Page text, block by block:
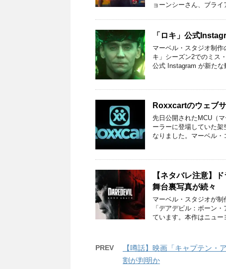
ョーンシーさん、ブライ
「ロキ」公式
マーベル・スタジオ制
キ」シーズン2でのミス
公式 Instagram が新たな
Roxxcartのウェブ
先日公開されたMCU（
ーラーに登場していた
なりました。マーベル・
【ネタバレ注意】
舞台裏写真が続々
マーベル・スタジオが
「デアデビル：ボーン
ています。本作はニュー
PREV
【噂話】映画「キャプテン・
割が判明か